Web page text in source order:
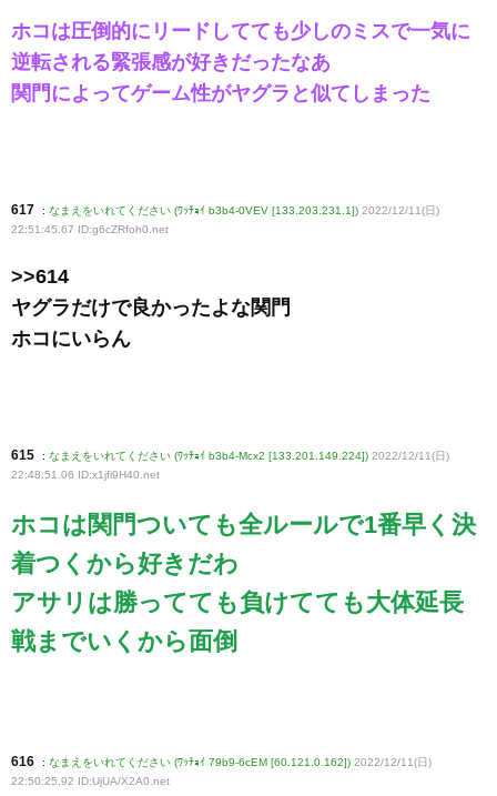
ホコは圧倒的にリードしてても少しのミスで一気に
逆転される緊張感が好きだったなあ
関門によってゲーム性がヤグラと似てしまった
617 : なまえをいれてください (ﾜｯﾁｮｲ b3b4-0VEV [133.203.231.1]) 2022/12/11(日)
22:51:45.67 ID:g6cZRfoh0.net
>>614
ヤグラだけで良かったよな関門
ホコにいらん
615 : なまえをいれてください (ﾜｯﾁｮｲ b3b4-Mcx2 [133.201.149.224]) 2022/12/11(日)
22:48:51.06 ID:x1jfi9H40 .net
ホコは関門ついても全ルールで1番早く決
着つくから好きだわ
アサリは勝ってても負けてても大体延長
戦までいくから面倒
616 : なまえをいれてください (ﾜｯﾁｮｲ 79b9-6cEM [60.121.0.162]) 2022/12/11(日)
22:50:25.92 ID:UjUA/X2A0 .net